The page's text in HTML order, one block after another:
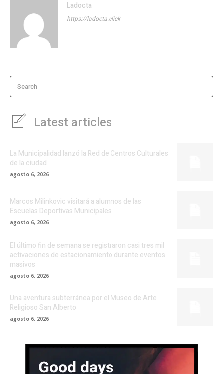
Ladocta
https://ladocta.click
Search
Latest articles
La Municipalidad lanzó la Red de Centros Culturales
de la ciudad
agosto 6, 2026
Marcos Milinkovic visitará a alumnos de las
Escuelas Deportivas Municipales
agosto 6, 2026
El último fin de semana se registraron casi tres mil
activaciones de estacionamiento durante eventos
masivos
agosto 6, 2026
Una aventura subterránea por el Museo de Arte
Religioso San Alberto
agosto 6, 2026